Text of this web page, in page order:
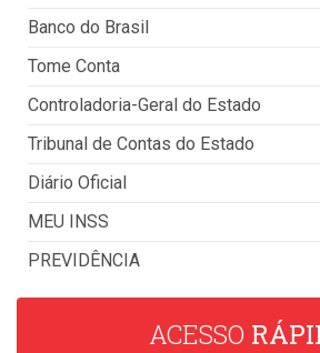
Banco do Brasil
Tome Conta
Controladoria-Geral do Estado
Tribunal de Contas do Estado
Diário Oficial
MEU INSS
PREVIDÊNCIA
ACESSO